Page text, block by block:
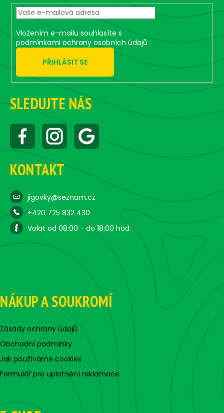
ČIHÁTKO
PŘED
KULIČKA
30
31
Kč
Vložením e-mailu souhlasíte s
podmínkami ochrany osobních údajů
PŘIHLÁSIT SE
SLEDUJTE NÁS
KONTAKT
jigovky@seznam.cz
+420 725 832 430
Volat od 08:00 - do 18:00 hod.
NÁKUP A SOUKROMÍ
Zásady ochrany údajů
Obchodní podmínky
Jak používáme cookies
Formulář pro uplatnění reklamace